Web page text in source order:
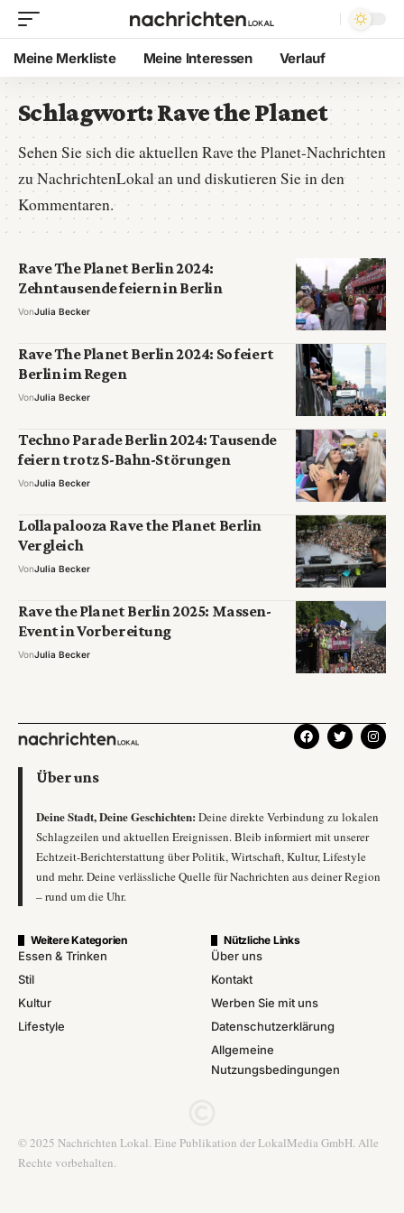
Meine Merkliste Meine Interessen Verlauf
Schlagwort:Rave the Planet
Sehen Sie sich die aktuellen Rave the Planet-Nachrichten
zu NachrichtenLokal an und diskutieren Sie in den
Kommentaren.
Rave The Planet Berlin 2024:
Zehntausende feiern in Berlin
VonJulia Becker
Rave The Planet Berlin 2024: So feiert
Berlin im Regen
VonJulia Becker
Techno Parade Berlin 2024: Tausende
feiern trotz S-Bahn-Störungen
VonJulia Becker
Lollapalooza Rave the Planet Berlin
Vergleich
VonJulia Becker
Rave the Planet Berlin 2025: Massen-
Event in Vorbereitung
VonJulia Becker
Über uns
Deine Stadt, Deine Geschichten: Deine direkte Verbindung zu lokalen
Schlagzeilen und aktuellen Ereignissen. Bleib informiert mit unserer
Echtzeit-Berichterstattung über Politik, Wirtschaft, Kultur, Lifestyle
und mehr. Deine verlässliche Quelle für Nachrichten aus deiner Region
– rund um die Uhr.
Weitere Kategorien
Essen & Trinken
Stil
Kultur
Lifestyle
Nützliche Links
Über uns
Kontakt
Werben Sie mit uns
Datenschutzerklärung
Allgemeine
Nutzungsbedingungen
© 2025 Nachrichten Lokal. Eine Publikation der LokalMedia GmbH. Alle
Rechte vorbehalten.